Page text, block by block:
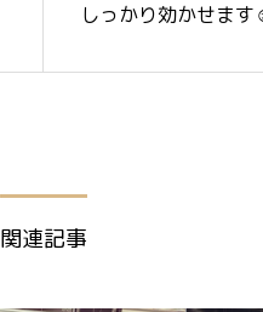
しっかり効かせます
関連記事